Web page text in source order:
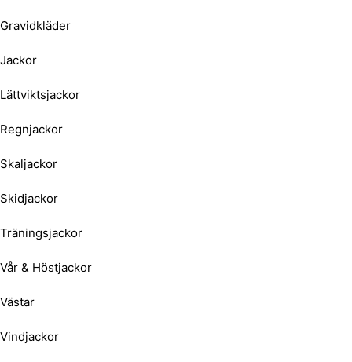
Gravidkläder
Jackor
Lättviktsjackor
Regnjackor
Skaljackor
Skidjackor
Träningsjackor
Vår & Höstjackor
Västar
Vindjackor